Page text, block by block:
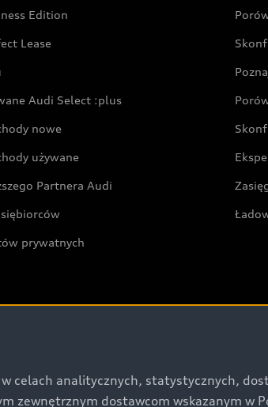
Edition
Lease
Audi Select :plus
nowe
używane
Partnera Audi
prywatnych
celach analitycznych, statystycznych,
zewnętrznym dostawcom wskazanym w